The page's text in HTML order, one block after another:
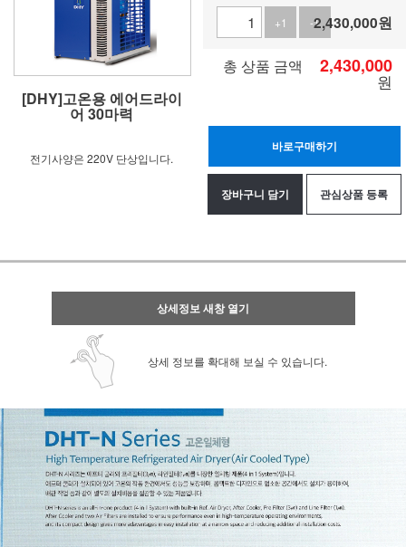
[DHY]고온용 에어드라이
어 30마력
전기사양은 220V 단상입니다.
+1
-12,430,000원
총 상품 금액 2,430,000
원
바로구매하기
장바구니 담기 관심상품 등록
상세정보 새창 열기
상세 정보를 확대해 보실 수 있습니다.